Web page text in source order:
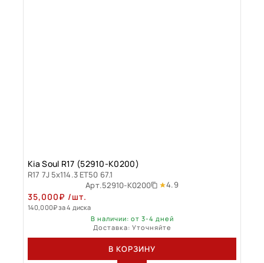
Kia Soul R17 (52910-K0200)
R17 7J 5x114.3 ET50 67.1
Арт.52910-K0200 4.9
35,000₽ /шт.
140,000₽за 4 диска
В наличии: от 3-4 дней
Доставка: Уточняйте
В КОРЗИНУ